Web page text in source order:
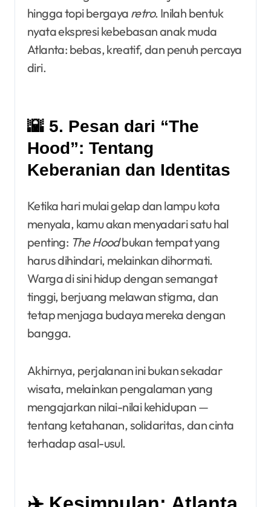
hingga topi bergaya retro. Inilah bentuk
nyata ekspresi kebebasan anak muda
Atlanta: bebas, kreatif, dan penuh percaya
diri.
🌇 5. Pesan dari “The
Hood”: Tentang
Keberanian dan Identitas
Ketika hari mulai gelap dan lampu kota
menyala, kamu akan menyadari satu hal
penting: The Hoodbukan tempat yang
harus dihindari, melainkan dihormati.
Warga di sini hidup dengan semangat
tinggi, berjuang melawan stigma, dan
tetap menjaga budaya mereka dengan
bangga.
Akhirnya, perjalanan ini bukan sekadar
wisata, melainkan pengalaman yang
mengajarkan nilai-nilai kehidupan —
tentang ketahanan, solidaritas, dan cinta
terhadap asal-usul.